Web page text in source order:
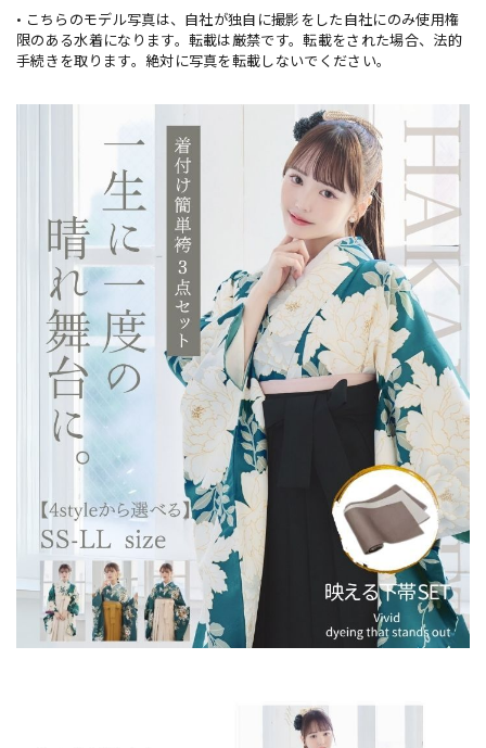
• こちらのモデル写真は、自社が独自に撮影をした自社にのみ使用権
限のある水着になります。転載は厳禁です。転載をされた場合、法的
手続きを取ります。絶対に写真を転載しないでください。